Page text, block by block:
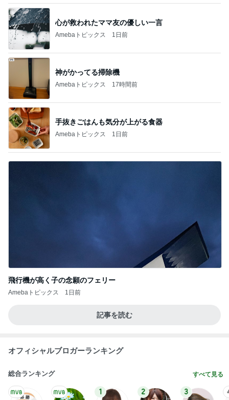
心が救われたママ友の優しい一言
Amebaトピックス 1日前
神がかってる掃除機
Amebaトピックス 17時間前
手抜きごはんも気分が上がる食器
Amebaトピックス 1日前
飛行機が高く子の念願のフェリー
Amebaトピックス 1日前
記事を読む
オフィシャルブロガーランキング
総合ランキング すべて見る
1 2 3